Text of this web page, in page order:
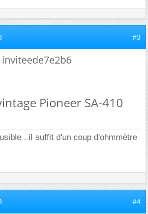
#3
inviteede7e2b6
Pioneer SA-410
, il suffit d'un coup d'ohmmètre
#4